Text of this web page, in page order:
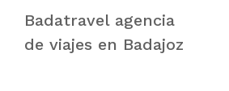
navigation
content
Badatravel agencia
de viajes en Badajoz